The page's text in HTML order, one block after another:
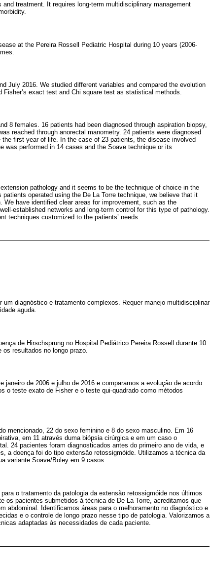
treatment. It requires long-term multidisciplinary management
at the Pereira Rossell Pediatric Hospital during 10 years (2006-
July 2016. We studied different variables and compared the evolution
exact test and Chi square test as statistical methods.
8 females. 16 patients had been diagnosed through aspiration biopsy,
reached through anorectal manometry. 24 patients were diagnosed
first year of life. In the case of 23 patients, the disease involved
was performed in 14 cases and the Soave technique or its
pathology and it seems to be the technique of choice in the
operated using the De La Torre technique, we believe that it
have identified clear areas for improvement, such as the
established networks and long-term control for this type of pathology.
techniques customized to the patients’ needs.
diagnóstico e tratamento complexos. Requer manejo multidisciplinar
aguda.
de Hirschsprung no Hospital Pediátrico Pereira Rossell durante 10
resultados no longo prazo.
de 2006 e julho de 2016 e comparamos a evolução de acordo
o teste exato de Fisher e o teste qui-quadrado como métodos
mencionado, 22 do sexo feminino e 8 do sexo masculino. Em 16
em 11 através duma biópsia cirúrgica e em um caso o
24 pacientes foram diagnosticados antes do primeiro ano de vida, e
a doença foi do tipo extensão retossigmóide. Utilizamos a técnica da
variante Soave/Boley em 9 casos.
o tratamento da patologia da extensão retossigmóide nos últimos
os pacientes submetidos à técnica de De La Torre, acreditamos que
abdominal. Identificamos áreas para o melhoramento no diagnóstico e
e o controle de longo prazo nesse tipo de patologia. Valorizamos a
adaptadas às necessidades de cada paciente.